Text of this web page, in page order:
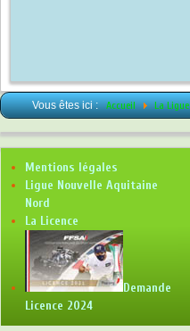
Vous êtes ici :Accueil La Ligue
Mentions légales
Ligue Nouvelle Aquitaine
Nord
La Licence
Demande
Licence 2024